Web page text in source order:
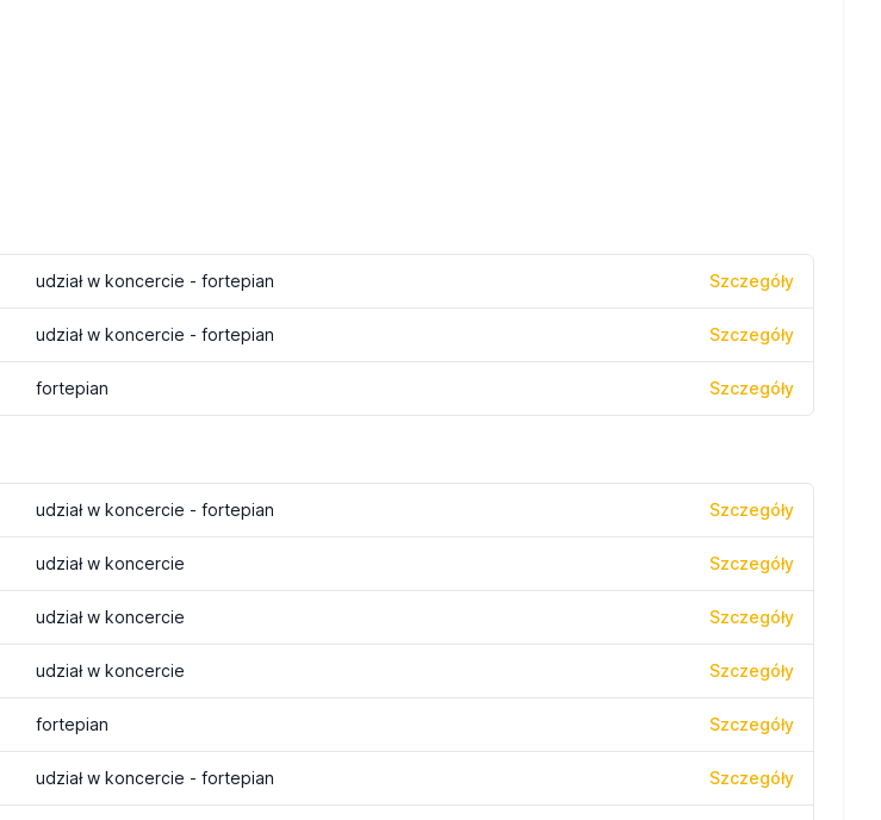
udział w koncercie - fortepian Szczegóły
udział w koncercie - fortepian Szczegóły
fortepian Szczegóły
udział w koncercie - fortepian Szczegóły
udział w koncercie Szczegóły
udział w koncercie Szczegóły
udział w koncercie Szczegóły
fortepian Szczegóły
udział w koncercie - fortepian Szczegóły